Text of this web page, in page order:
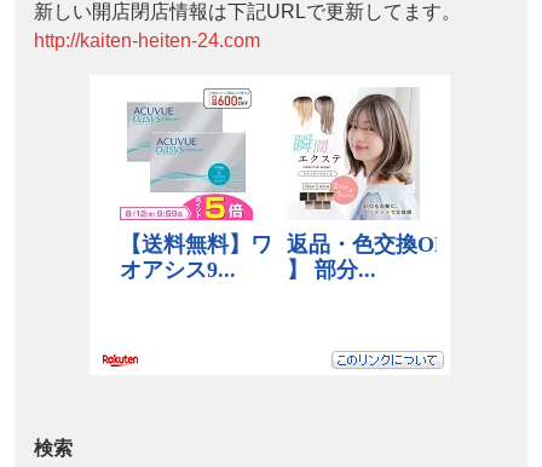
新しい開店閉店情報は下記URLで更新してます。
http://kaiten-heiten-24.com
検索